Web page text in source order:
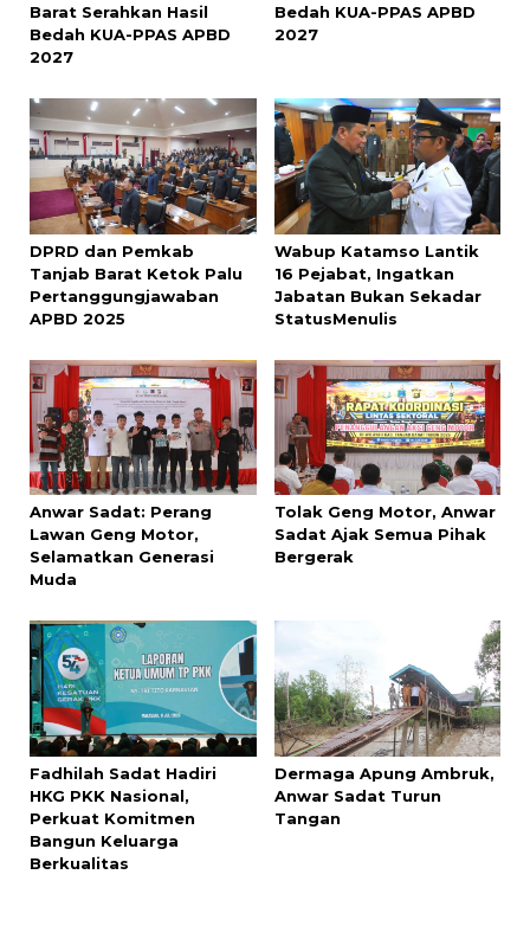
Barat Serahkan Hasil
Bedah KUA-PPAS APBD
2027
Bedah KUA-PPAS APBD
2027
DPRD dan Pemkab
Tanjab Barat Ketok Palu
Pertanggungjawaban
APBD 2025
Wabup Katamso Lantik
16 Pejabat, Ingatkan
Jabatan Bukan Sekadar
StatusMenulis
Anwar Sadat: Perang
Lawan Geng Motor,
Selamatkan Generasi
Muda
Tolak Geng Motor, Anwar
Sadat Ajak Semua Pihak
Bergerak
Fadhilah Sadat Hadiri
HKG PKK Nasional,
Perkuat Komitmen
Bangun Keluarga
Berkualitas
Dermaga Apung Ambruk,
Anwar Sadat Turun
Tangan